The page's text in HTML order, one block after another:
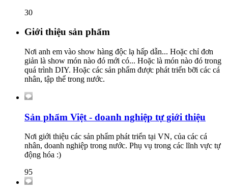
30
Giới thiệu sản phẩm
Nơi anh em vào show hàng độc lạ hấp dẫn... Hoặc chỉ đơn
giản là show món nào đó mới có... Hoặc là món nào đó trong
quá trình DIY. Hoặc các sản phẩm được phát triển bỡi các cá
nhân, tập thể trong nước.
Sản phẩm Việt - doanh nghiệp tự giới thiệu
Nơi giới thiệu các sản phẩm phát triển tại VN, của các cá
nhân, doanh nghiệp trong nước. Phụ vụ trong các lĩnh vực tự
động hóa :)
95